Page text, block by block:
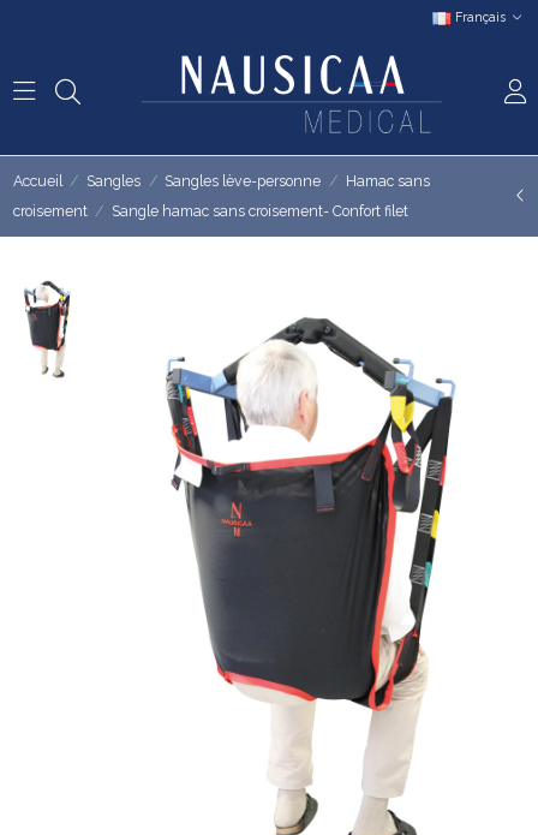
Français
Accueil Sangles Sangles lève-personne
Hamac sans
croisement
Sangle hamac sans croisement- Confort filet